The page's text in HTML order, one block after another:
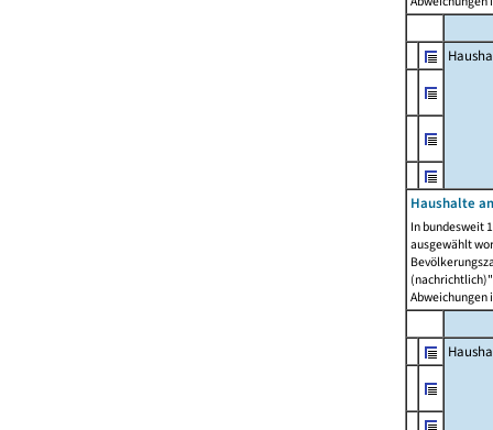
Haushalte
In bundesweit
ausgewählt
Abweichungen